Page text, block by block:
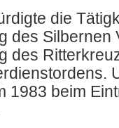
die
des
des
1983 beim